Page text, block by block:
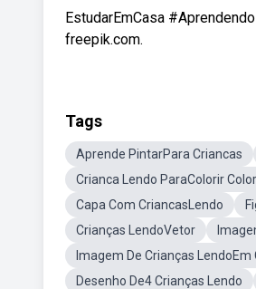
EstudarEmCasa
freepik.com.
Tags
Aprende PintarPara Criancas
Crianca Lendo ParaColorir
Capa Com CriancasLendo
Crianças LendoVetor
Imagem De Crianças LendoEm
Desenho De4 Crianças Lendo